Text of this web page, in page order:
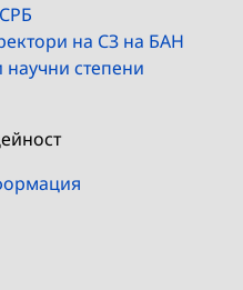
на СЗ на БАН
степени